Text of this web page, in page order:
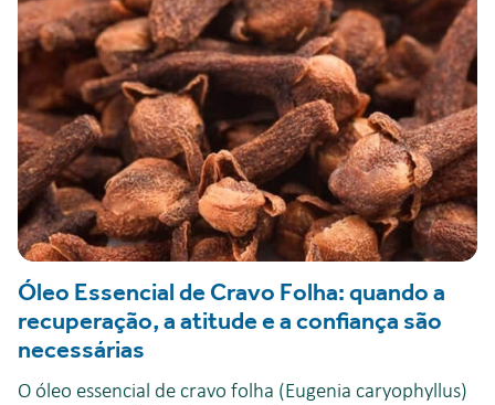
Óleo Essencial de Cravo Folha: quando a
recuperação, a atitude e a confiança são
necessárias
O óleo essencial de cravo folha (Eugenia caryophyllus)